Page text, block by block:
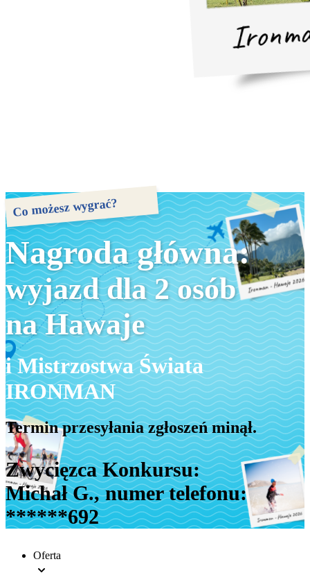
Co możesz wygrać?
Nagroda główna:
wyjazd dla 2 osób
na Hawaje
i Mistrzostwa Świata
IRONMAN
Termin przesyłania zgłoszeń minął.
Zwycięzca Konkursu:
Michał G., numer telefonu:
******692
Oferta